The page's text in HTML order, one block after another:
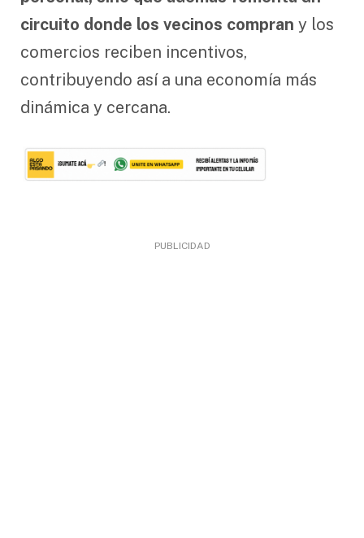
circuito donde los vecinos compran y los
comercios reciben incentivos,
contribuyendo así a una economía más
dinámica y cercana.
PUBLICIDAD